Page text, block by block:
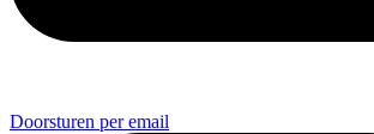
Doorsturen per email